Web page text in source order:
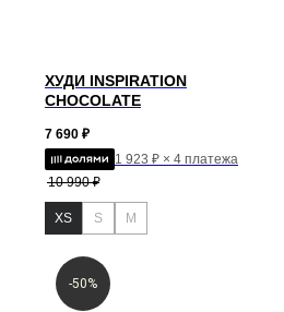
ХУДИ INSPIRATION
CHOCOLATE
7 690 ₽
1 923 ₽ × 4 платежа
10 990 ₽
XS S M
-50%